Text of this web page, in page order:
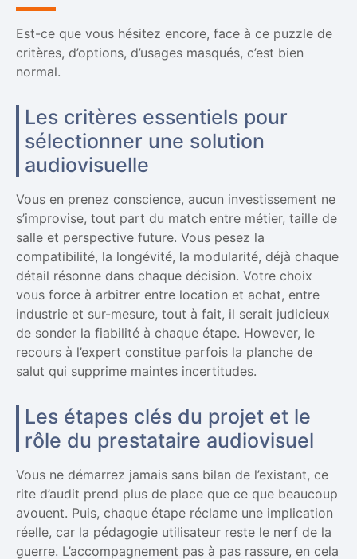
Est-ce que vous hésitez encore, face à ce puzzle de
critères, d’options, d’usages masqués, c’est bien
normal.
Les critères essentiels pour
sélectionner une solution
audiovisuelle
Vous en prenez conscience, aucun investissement ne
s’improvise, tout part du match entre métier, taille de
salle et perspective future. Vous pesez la
compatibilité, la longévité, la modularité, déjà chaque
détail résonne dans chaque décision. Votre choix
vous force à arbitrer entre location et achat, entre
industrie et sur-mesure, tout à fait, il serait judicieux
de sonder la fiabilité à chaque étape. However, le
recours à l’expert constitue parfois la planche de
salut qui supprime maintes incertitudes.
Les étapes clés du projet et le
rôle du prestataire audiovisuel
Vous ne démarrez jamais sans bilan de l’existant, ce
rite d’audit prend plus de place que ce que beaucoup
avouent. Puis, chaque étape réclame une implication
réelle, car la pédagogie utilisateur reste le nerf de la
guerre. L’accompagnement pas à pas rassure, en cela